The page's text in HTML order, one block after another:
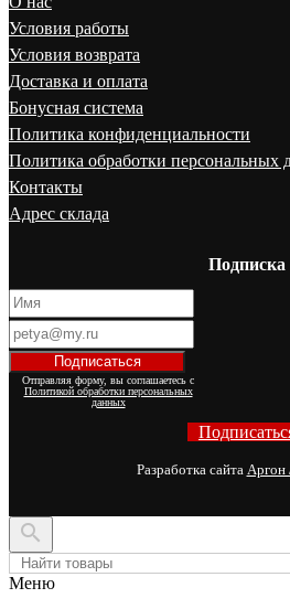
Условия работы
Условия возврата
Доставка и оплата
Бонусная система
Политика конфиденциальности
Политика обработки персональных
Контакты
Адрес склада
Подписка
Отправляя форму, вы соглашаетесь с
Политикой обработки персональных
данных
Разработка сайта Аргон

Меню